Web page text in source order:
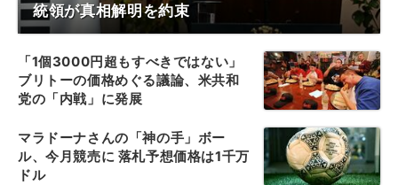
統領が真相解明を約束
「1個3000円超もすべきではない」
ブリトーの価格めぐる議論、米共和
党の「内戦」に発展
マラドーナさんの「神の手」ボー
ル、今月競売に 落札予想価格は1千万
ドル